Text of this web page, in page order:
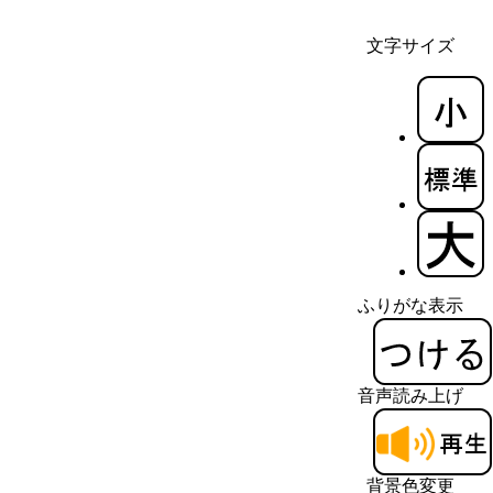
文字サイズ
ふりがな表示
音声読み上げ
背景色変更